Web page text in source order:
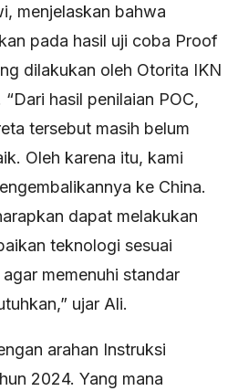
menjelaskan bahwa
pada hasil uji coba Proof
dilakukan oleh Otorita IKN
hasil penilaian POC,
tersebut masih belum
Oleh karena itu, kami
ke China.
dapat melakukan
teknologi sesuai
memenuhi standar
ujar Ali.
arahan Instruksi
2024. Yang mana